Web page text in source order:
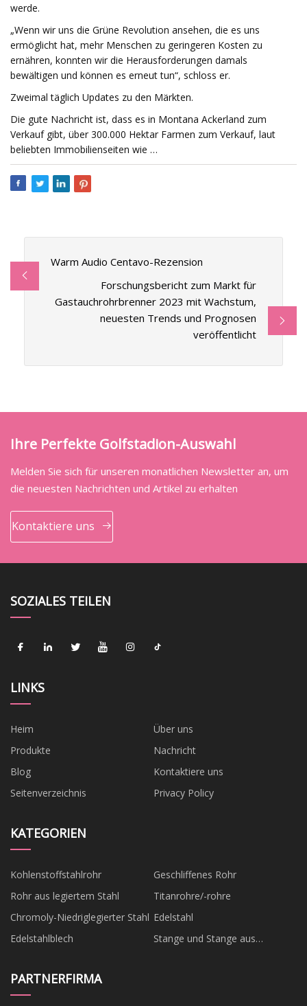
werde.
„Wenn wir uns die Grüne Revolution ansehen, die es uns
ermöglicht hat, mehr Menschen zu geringeren Kosten zu
ernähren, konnten wir die Herausforderungen damals
bewältigen und können es erneut tun“, schloss er.
Zweimal täglich Updates zu den Märkten.
Die gute Nachricht ist, dass es in Montana Ackerland zum
Verkauf gibt, über 300.000 Hektar Farmen zum Verkauf, laut
beliebten Immobilienseiten wie …
Warm Audio Centavo-Rezension
Forschungsbericht zum Markt für
Gastauchrohrbrenner 2023 mit Wachstum,
neuesten Trends und Prognosen
veröffentlicht
Ihre Perfekte Golfstadion-Auswahl
Melden Sie sich für unseren monatlichen Newsletter an, um
die neuesten Nachrichten und Artikel zu erhalten
Kontaktiere uns
SOZIALES TEILEN
LINKS
Heim
Über uns
Produkte
Nachricht
Blog
Kontaktiere uns
Seitenverzeichnis
Privacy Policy
KATEGORIEN
Kohlenstoffstahlrohr
Geschliffenes Rohr
Rohr aus legiertem Stahl
Titanrohre/-rohre
Chromoly-Niedriglegierter Stahl Edelstahl
Edelstahlblech
Stange und Stange aus
PARTNERFIRMA